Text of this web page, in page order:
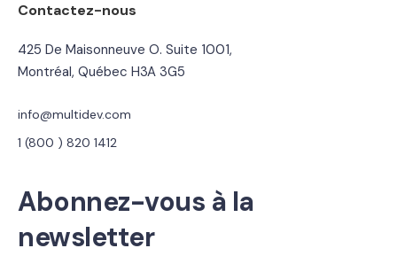
Contactez-nous
425 De Maisonneuve O. Suite 1001,
Montréal, Québec H3A 3G5
info@multidev.com
1 (800 ) 820 1412
Abonnez-vous à la
newsletter